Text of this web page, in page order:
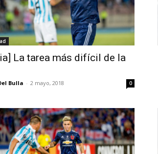
La tarea más difícil de la
Bulla - 2 mayo, 2018 0